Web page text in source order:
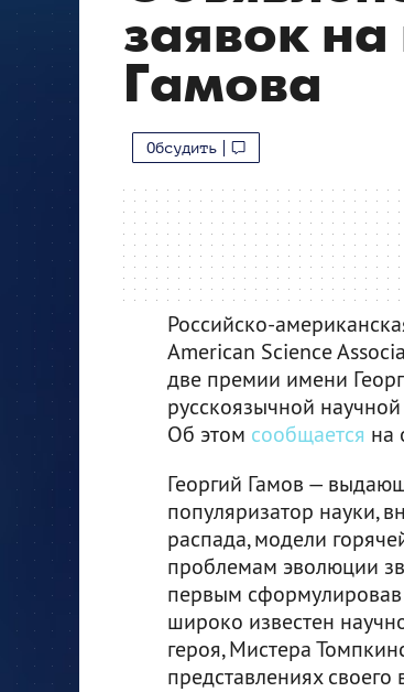
заявок
Гамова
Обсудить
Российско-
American Science
две премии имени
русскоязычной
Об этом сообщается на
Георгий Гамов —
популяризатор науки,
распада, модели
проблемам эволюции
первым сформулировав
широко известен
героя, Мистера
представлениях